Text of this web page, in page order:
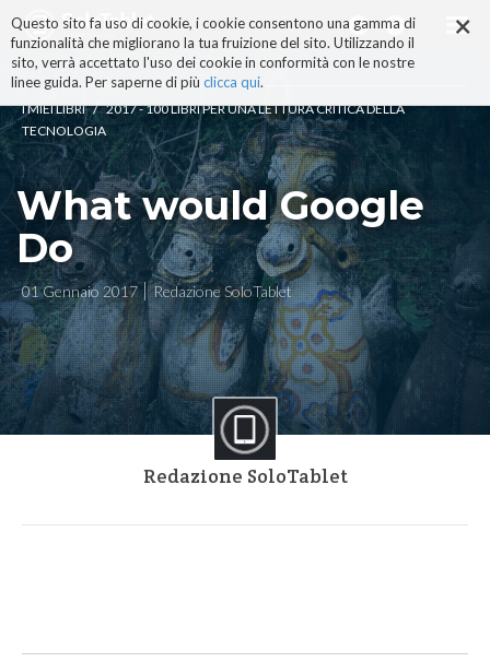
×
Questo sito fa uso di cookie, i cookie consentono una gamma di
funzionalità che migliorano la tua fruizione del sito. Utilizzando il
sito, verrà accettato l'uso dei cookie in conformità con le nostre
linee guida. Per saperne di più clicca qui.
ai
contenuti.
|
alla
navigazione
I MIEI LIBRI / 2017 - 100 LIBRI PER UNA LETTURA CRITICA DELLA
TECNOLOGIA
What would Google
Do
01 Gennaio 2017 Redazione SoloTablet
Redazione SoloTablet